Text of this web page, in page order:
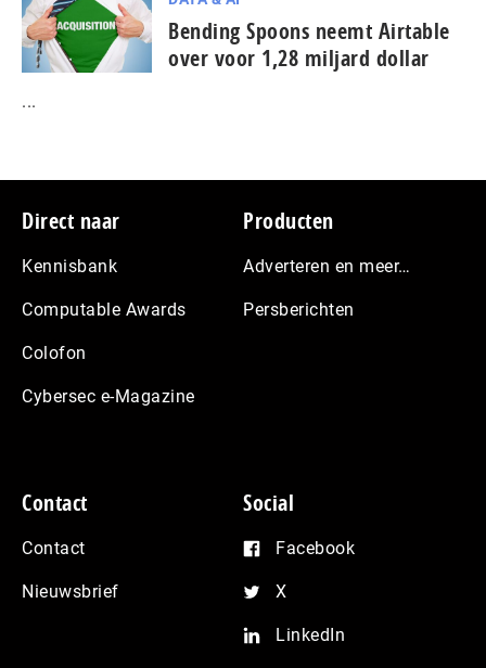
Bending Spoons neemt Airtable
over voor 1,28 miljard dollar
...
Footer
Direct naar
Kennisbank
Computable Awards
Colofon
Cybersec e-Magazine
Producten
Adverteren en meer…
Persberichten
Contact
Contact
Nieuwsbrief
Social
Facebook
X
LinkedIn